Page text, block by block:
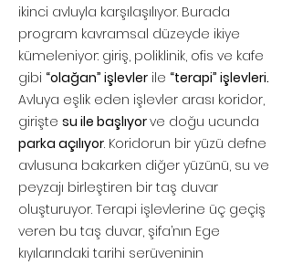
ikinci avluyla karşılaşılıyor. Burada
program kavramsal düzeyde ikiye
kümeleniyor: giriş, poliklinik, ofis ve kafe
gibi “olağan” işlevler ile “terapi” işlevleri.
Avluya eşlik eden işlevler arası koridor,
girişte su ile başlıyorve doğu ucunda
parka açılıyor. Koridorun bir yüzü defne
avlusuna bakarken diğer yüzünü, su ve
peyzajı birleştiren bir taş duvar
oluşturuyor. Terapi işlevlerine üç geçiş
veren bu taş duvar, şifa’nın Ege
kıyılarındaki tarihi serüveninin